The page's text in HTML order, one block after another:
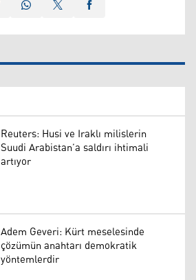
Reuters: Husi ve Iraklı milislerin
Suudi Arabistan’a saldırı ihtimali
artıyor
Adem Geveri: Kürt meselesinde
çözümün anahtarı demokratik
yöntemlerdir